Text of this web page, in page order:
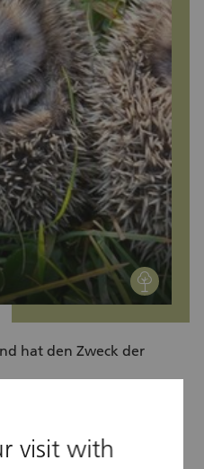
environment
hat den Zweck der
in Dürrenäsch mit
Ziel, kranke, schwache
und so bald wie
visit with